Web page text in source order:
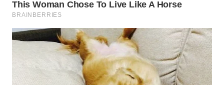
WN
DEPOK
TAPANULI
UTARA